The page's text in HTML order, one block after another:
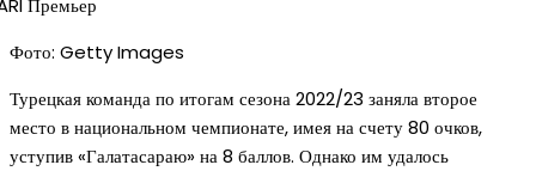
Фото: Getty Images
Турецкая команда по итогам сезона 2022/23 заняла второе
место в национальном чемпионате, имея на счету 80 очков,
уступив «Галатасараю» на 8 баллов. Однако им удалось